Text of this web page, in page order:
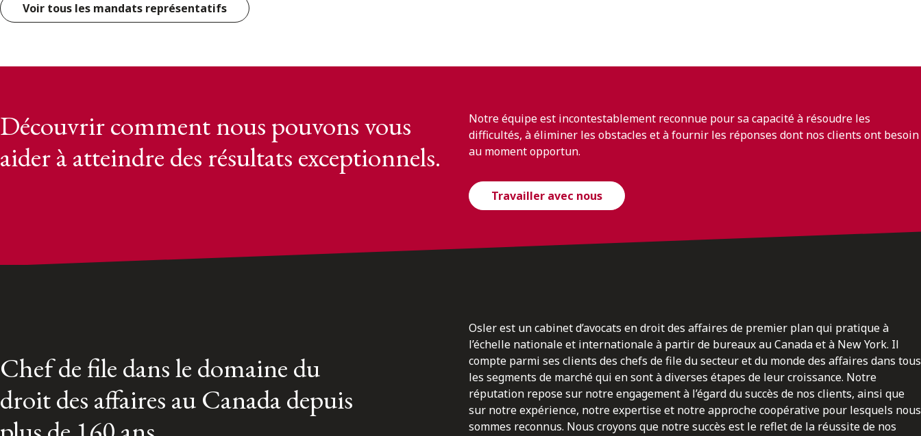
Voir tous les mandats représentatifs
Découvrir comment nous pouvons vous
aider à atteindre des résultats exceptionnels.
Notre équipe est incontestablement reconnue pour sa capacité à résoudre les
difficultés, à éliminer les obstacles et à fournir les réponses dont nos clients ont besoin
au moment opportun.
Travailler avec nous
Chef de file dans le domaine du
droit des affaires au Canada depuis
Osler est un cabinet d’avocats en droit des affaires de premier plan qui pratique à
l’échelle nationale et internationale à partir de bureaux au Canada et à New York. Il
compte parmi ses clients des chefs de file du secteur et du monde des affaires dans tous
les segments de marché qui en sont à diverses étapes de leur croissance. Notre
réputation repose sur notre engagement à l’égard du succès de nos clients, ainsi que
sur notre expérience, notre expertise et notre approche coopérative pour lesquels nous
sommes reconnus. Nous croyons que notre succès est le reflet de la réussite de nos